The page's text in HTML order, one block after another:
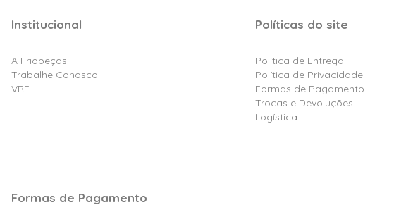
Institucional
A Friopeças
Trabalhe Conosco
VRF
Políticas do site
Política de Entrega
Política de Privacidade
Formas de Pagamento
Trocas e Devoluções
Logística
Formas de Pagamento